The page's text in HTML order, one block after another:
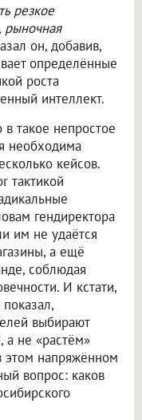
резкое
рыночная
он, добавив,
определённые
роста
интеллект.
в такое непростое
необходима
кейсов.
тактикой
гендиректора
им не удаётся
а ещё
соблюдая
И кстати,
выбирают
а не «растём»
напряжённом
вопрос: каков